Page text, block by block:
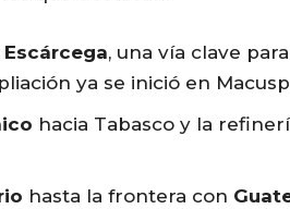
, una vía clave
ya se inició en
hacia Tabasco y la
hasta la frontera con